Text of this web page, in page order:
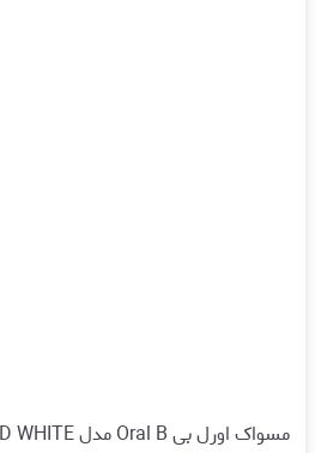
مسواک اورل بی Oral B مدل 3D WHITE مدیوم بسته 2 عددی